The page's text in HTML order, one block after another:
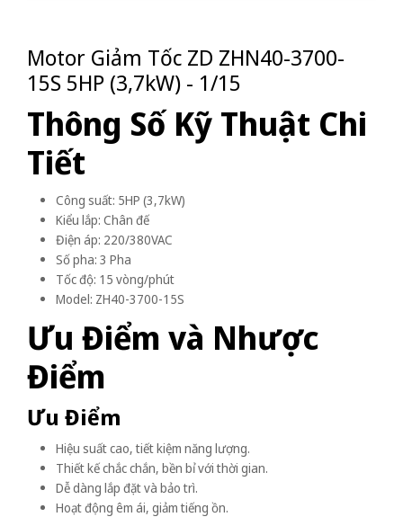
Motor Giảm Tốc ZD ZHN40-3700-
15S 5HP (3,7kW) - 1/15
Thông Số Kỹ Thuật Chi
Tiết
Công suất: 5HP (3,7kW)
Kiểu lắp: Chân đế
Điện áp: 220/380VAC
Số pha: 3 Pha
Tốc độ: 15 vòng/phút
Model: ZH40-3700-15S
Ưu Điểm và Nhược
Điểm
Ưu Điểm
Hiệu suất cao, tiết kiệm năng lượng.
Thiết kế chắc chắn, bền bỉ với thời gian.
Dễ dàng lắp đặt và bảo trì.
Hoạt động êm ái, giảm tiếng ồn.